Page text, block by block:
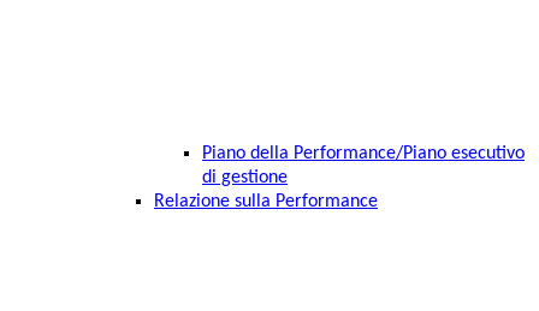
Piano della Performance/Piano esecutivo
di gestione
Relazione sulla Performance